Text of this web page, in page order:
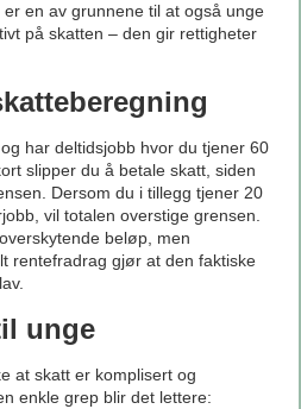
en av grunnene til at også unge
på skatten – den gir rettigheter
har deltidsjobb hvor du tjener 60
slipper du å betale skatt, siden
Dersom du i tillegg tjener 20
vil totalen overstige grensen.
beløp, men
rentefradrag gjør at den faktiske
unge
at skatt er komplisert og
enkle grep blir det lettere: